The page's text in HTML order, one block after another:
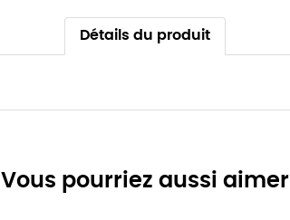
Détails du produit
Vous pourriez aussi aimer